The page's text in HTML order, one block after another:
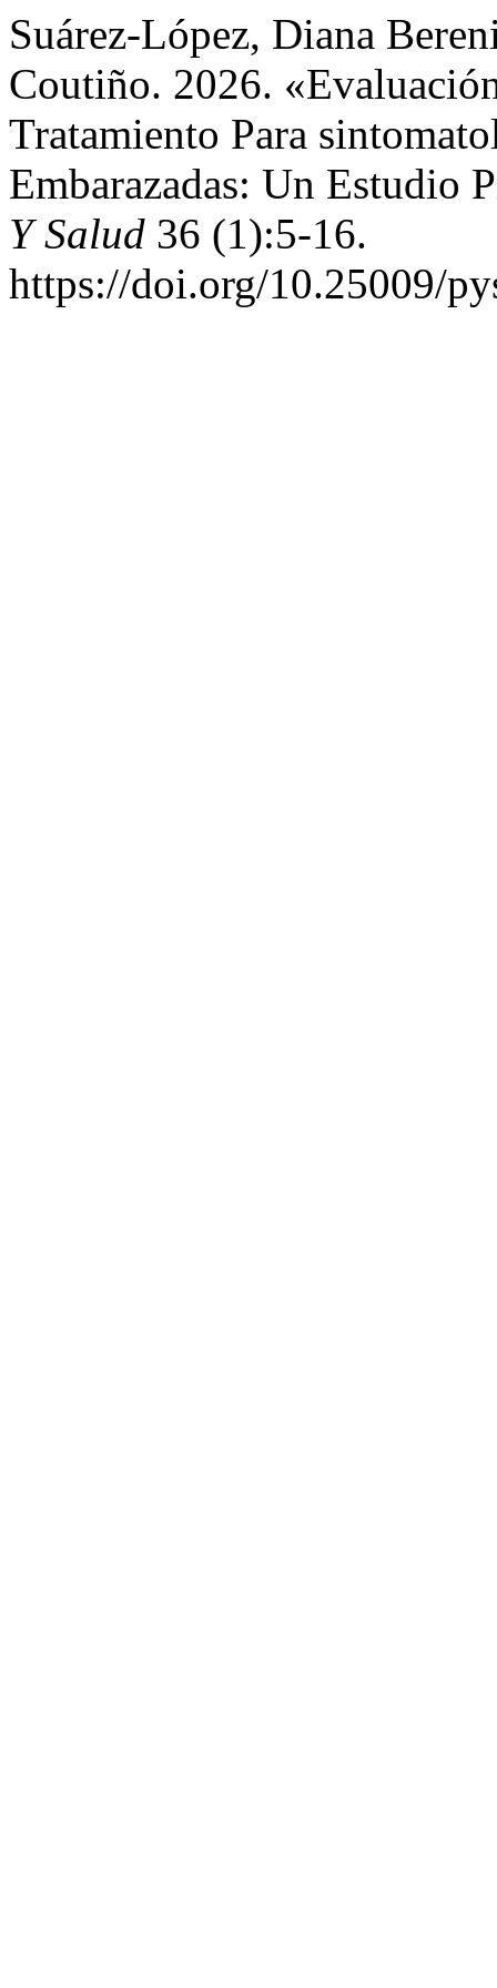
Suárez-López, Diana
Coutiño. 2026.
Tratamiento Para
Embarazadas: Un Estudio
Y Salud 36 (1):5-16.
https://doi.org/10.25009/